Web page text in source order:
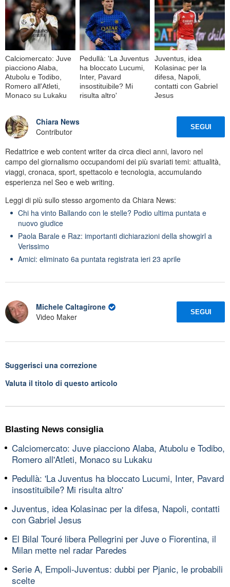
Calciomercato: Juve
piacciono Alaba,
Atubolu e Todibo,
Romero all'Atleti,
Monaco su Lukaku
Pedullà: 'La Juventus
ha bloccato Lucumi,
Inter, Pavard
insostituibile? Mi
risulta altro'
Juventus, idea
Kolasinac per la
difesa, Napoli,
contatti con Gabriel
Jesus
Chiara News
Contributor
SEGUI
Redattrice e web content writer da circa dieci anni, lavoro nel
campo del giornalismo occupandomi dei più svariati temi: attualità,
viaggi, cronaca, sport, spettacolo e tecnologia, accumulando
esperienza nel Seo e web writing.
Leggi di più sullo stesso argomento da Chiara News:
Chi ha vinto Ballando con le stelle? Podio ultima puntata e
nuovo giudice
Paola Barale e Raz: importanti dichiarazioni della showgirl a
Verissimo
Amici: eliminato 6a puntata registrata ieri 23 aprile
Michele Caltagirone
Video Maker
SEGUI
Suggerisci una correzione
Valuta il titolo di questo articolo
Blasting News consiglia
Calciomercato: Juve piacciono Alaba, Atubolu e Todibo,
Romero all'Atleti, Monaco su Lukaku
Pedullà: 'La Juventus ha bloccato Lucumi, Inter, Pavard
insostituibile? Mi risulta altro'
Juventus, idea Kolasinac per la difesa, Napoli, contatti
con Gabriel Jesus
El Bilal Touré libera Pellegrini per Juve o Fiorentina, il
Milan mette nel radar Paredes
Serie A, Empoli-Juventus: dubbi per Pjanic, le probabili
scelte